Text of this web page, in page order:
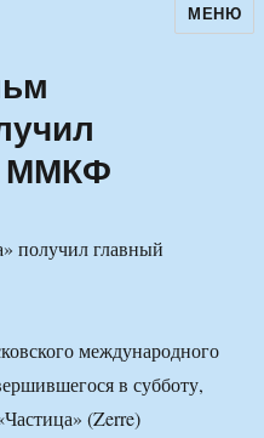
авторскойМЕНЮ
ММКФ
международного
в субботу,
(Zerre)